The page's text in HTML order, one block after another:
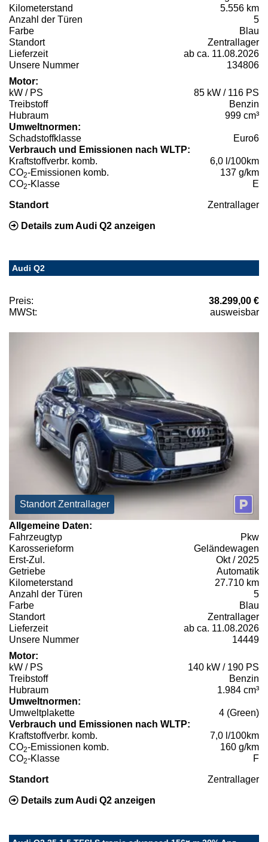
Kilometerstand
5.556 km
Anzahl der Türen
5
Farbe
Blau
Standort
Zentrallager
Lieferzeit
ab ca. 11.08.2026
Unsere Nummer
134806
Motor:
kW / PS
85 kW / 116 PS
Treibstoff
Benzin
Hubraum
999 cm³
Umweltnormen:
Schadstoffklasse
Euro6
Verbrauch und Emissionen nach WLTP:
Kraftstoffverbr. komb.
6,0 l/100km
CO2-Emissionen komb.
137 g/km
CO2-Klasse E
Standort Zentrallager
Details zum Audi Q2 anzeigen
Audi Q2
Preis:
38.299,00 €
MWSt:
ausweisbar
Standort Zentrallager
Allgemeine Daten:
Fahrzeugtyp
Pkw
Karosserieform
Geländewagen
Erst-Zul.
Okt / 2025
Getriebe
Automatik
Kilometerstand
27.710 km
Anzahl der Türen
5
Farbe
Blau
Standort
Zentrallager
Lieferzeit
ab ca. 11.08.2026
Unsere Nummer
14449
Motor:
kW / PS
140 kW / 190 PS
Treibstoff
Benzin
Hubraum
1.984 cm³
Umweltnormen:
Umweltplakette
4 (Green)
Verbrauch und Emissionen nach WLTP:
Kraftstoffverbr. komb.
7,0 l/100km
CO2-Emissionen komb.
160 g/km
CO2-Klasse F
Standort Zentrallager
Details zum Audi Q2 anzeigen